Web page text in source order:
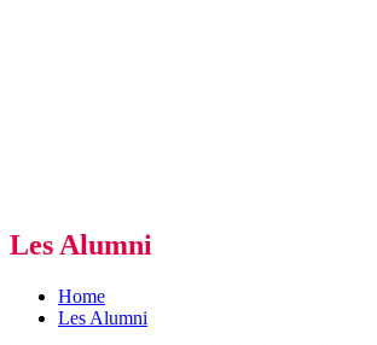
Les Alumni
Home
Les Alumni